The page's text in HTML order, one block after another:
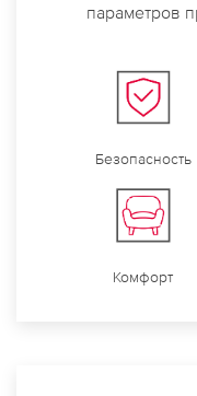
параметров
Безопасность
Комфорт